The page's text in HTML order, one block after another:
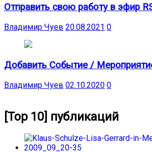
Отправить свою работу в эфир
Владимир Чуев 20.08.2021 0
Добавить Событие /
Владимир Чуев 02.10.2020 0
[Top 10] публикаций